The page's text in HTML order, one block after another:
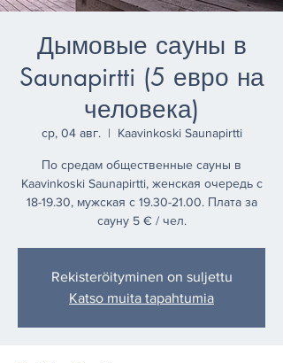
Дымовые сауны в
Saunapirtti (5 евро на
человека)
ср, 04 авг.
  |
Kaavinkoski Saunapirtti
По средам общественные сауны в
Kaavinkoski Saunapirtti, женская очередь с
18-19.30, мужская с 19.30-21.00. Плата за
сауну 5 € / чел.
Rekisteröityminen on suljettu
Katso muita tapahtumia